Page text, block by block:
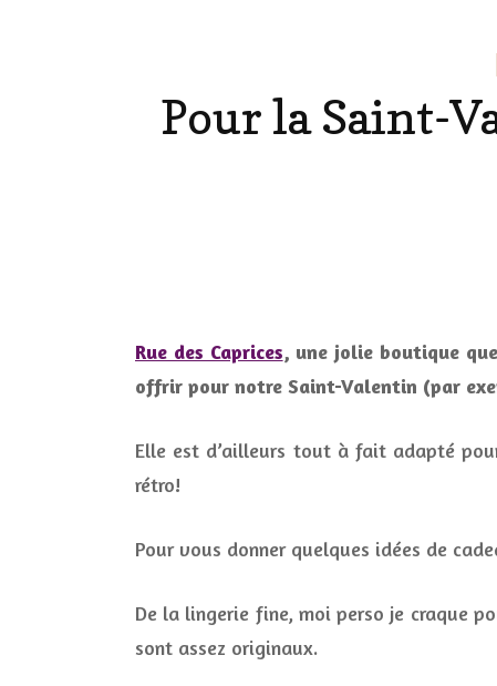
HAUL
LA VIE
Pour la Saint-
Rue des Caprices, une jolie boutique
offrir pour notre Saint-Valentin (par
Elle est d’ailleurs tout à fait adapté
rétro!
Pour vous donner quelques idées de
De la lingerie fine, moi perso je craque
sont assez originaux.